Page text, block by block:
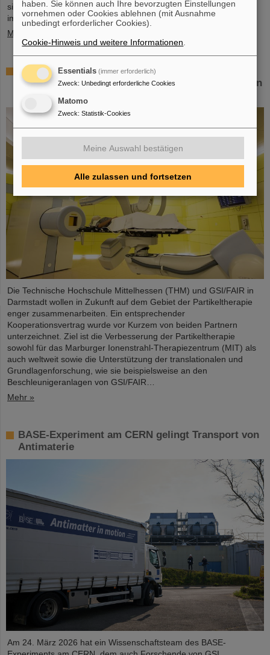
sich auch Detektoren von GSI/FAIR, mit denen geladene Teilchen
im Orbit gemessen werden sollen.
Mehr »
Zusammenarbeit bei Forschung und Anwendung
der Partikeltherapie – THM und GSI/FAIR schließen
Die Technische Hochschule Mittelhessen (THM) und GSI/FAIR in
Darmstadt wollen in Zukunft auf dem Gebiet der Partikeltherapie
enger zusammenarbeiten. Ein entsprechender
Kooperationsvertrag wurde vor Kurzem von beiden Partnern
unterzeichnet. Ziel ist die Verbesserung der Partikeltherapie
sowohl für das Marburger Ionenstrahl-Therapiezentrum (MIT) als
auch weltweit sowie die Unterstützung der translationalen und
Grundlagenforschung, wie sie beispielsweise an den
Beschleunigeranlagen von GSI/FAIR…
Mehr »
BASE-Experiment am CERN gelingt Transport von
Antimaterie
Am 24. März 2026 hat ein Wissenschaftsteam des BASE-
haben. Sie können auch Ihre bevorzugten Einstellungen
vornehmen oder Cookies ablehnen (mit Ausnahme
unbedingt erforderlicher Cookies).
Cookie-Hinweis und weitere Informationen
Essentials (immer erforderlich)
Zweck: Unbedingt erforderliche Cookies
Matomo
Zweck: Statistik-Cookies
Meine Auswahl bestätigen
Alle zulassen und fortsetzen